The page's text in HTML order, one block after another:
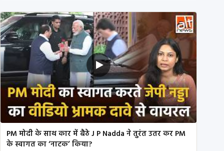
PM मोदी के साथ कार में बैठे J P Nadda ने तुरंत उतर कर PM
के स्वागत का ‘नाटक’ किया?